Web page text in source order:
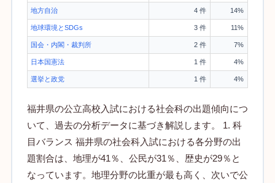
地方自治 4 件 14%
地球環境とSDGs 3 件 11%
国会・内閣・裁判所 2 件 7%
日本国憲法 1 件 4%
選挙と政党 1 件 4%
福井県の公立高校入試における社会科の出題傾向につ
いて、過去の分析データに基づき解説します。 1. 科
目バランス 福井県の社会科入試における各分野の出
題割合は、地理が41％、公民が31％、歴史が29％と
なっています。地理分野の比重が最も高く、次いで公